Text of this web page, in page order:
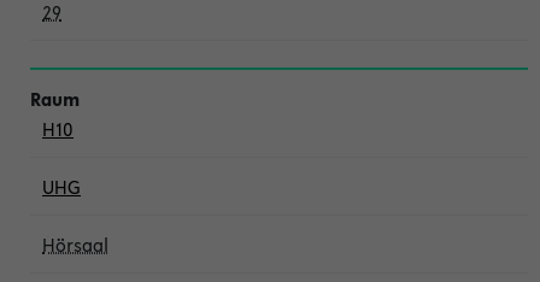
29
H10
UHG
Hörsaal